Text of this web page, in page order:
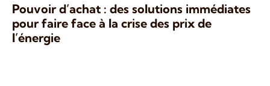
Pouvoir d’achat : des solutions immédiates
pour faire face à la crise des prix de
l’énergie